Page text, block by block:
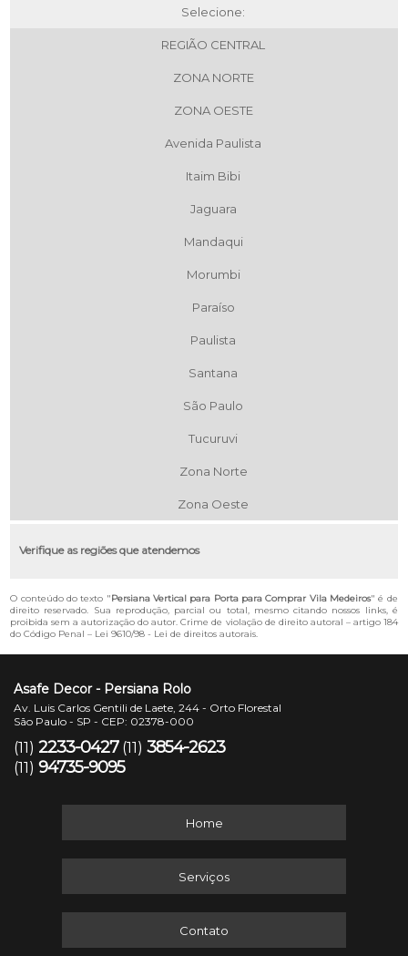
Selecione:
REGIÃO CENTRAL
ZONA NORTE
ZONA OESTE
Avenida Paulista
Itaim Bibi
Jaguara
Mandaqui
Morumbi
Paraíso
Paulista
Santana
São Paulo
Tucuruvi
Zona Norte
Zona Oeste
Verifique as regiões que atendemos
O conteúdo do texto "Persiana Vertical para Porta para Comprar Vila Medeiros" é de
direito reservado. Sua reprodução, parcial ou total, mesmo citando nossos links, é
proibida sem a autorização do autor. Crime de violação de direito autoral – artigo 184
do Código Penal – Lei 9610/98 - Lei de direitos autorais.
Asafe Decor - Persiana Rolo
Av. Luis Carlos Gentili de Laete, 244 - Orto Florestal
São Paulo - SP - CEP: 02378-000
(11) 2233-0427 (11) 3854-2623
(11) 94735-9095
Home
Serviços
Contato